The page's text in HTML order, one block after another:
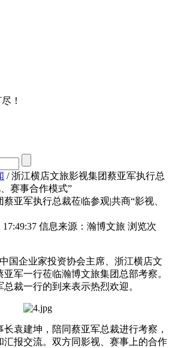
！
/浙江横店文旅影视集团蔡亚军执行总
赛事合作模式”
亚军执行总裁莅临参观|共商“影视、
信息来源：瀚博文旅 浏览次
企业家投资协会主席、浙江横店文
军一行莅临瀚博文旅集团总部考察。
总裁一行的到来表示热烈欢迎。
建坤，陪同蔡亚军总裁进行考察，
汇报交流。双方同影视、赛事上的合作